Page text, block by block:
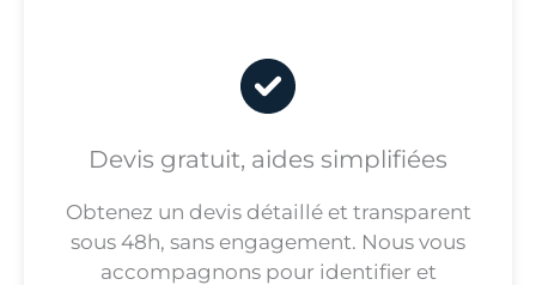
Devis gratuit, aides simplifiées
Obtenez un devis détaillé et transparent
sous 48h, sans engagement. Nous vous
accompagnons pour identifier et